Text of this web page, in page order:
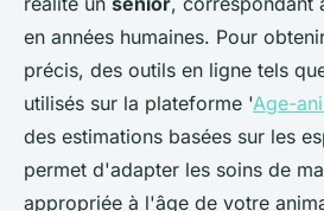
en années humaines. Pour
précis, des outils en ligne tels
utilisés sur la plateforme 'Age-
des estimations basées sur les
permet d'adapter les soins de
appropriée à l'âge de votre